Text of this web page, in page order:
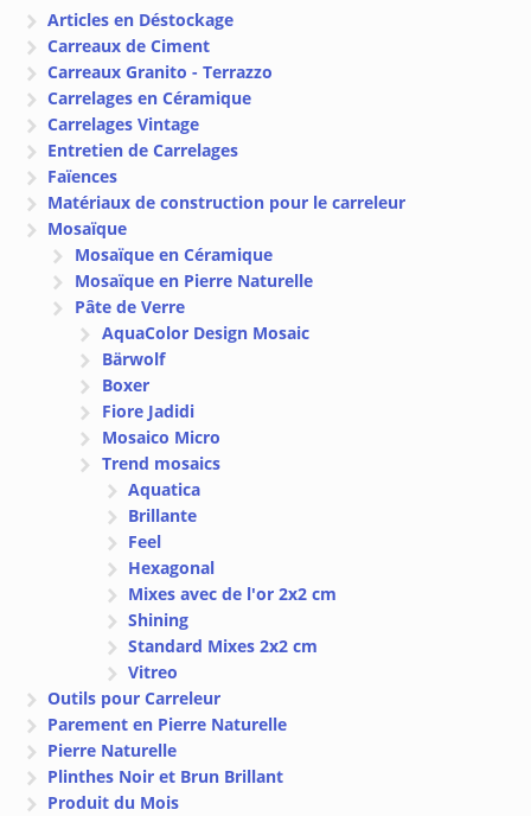
Articles en Déstockage
Carreaux de Ciment
Carreaux Granito - Terrazzo
Carrelages en Céramique
Carrelages Vintage
Entretien de Carrelages
Faïences
Matériaux de construction pour le carreleur
Mosaïque
Mosaïque en Céramique
Mosaïque en Pierre Naturelle
Pâte de Verre
AquaColor Design Mosaic
Bärwolf
Boxer
Fiore Jadidi
Mosaico Micro
Trend mosaics
Aquatica
Brillante
Feel
Hexagonal
Mixes avec de l'or 2x2 cm
Shining
Standard Mixes 2x2 cm
Vitreo
Outils pour Carreleur
Parement en Pierre Naturelle
Pierre Naturelle
Plinthes Noir et Brun Brillant
Produit du Mois